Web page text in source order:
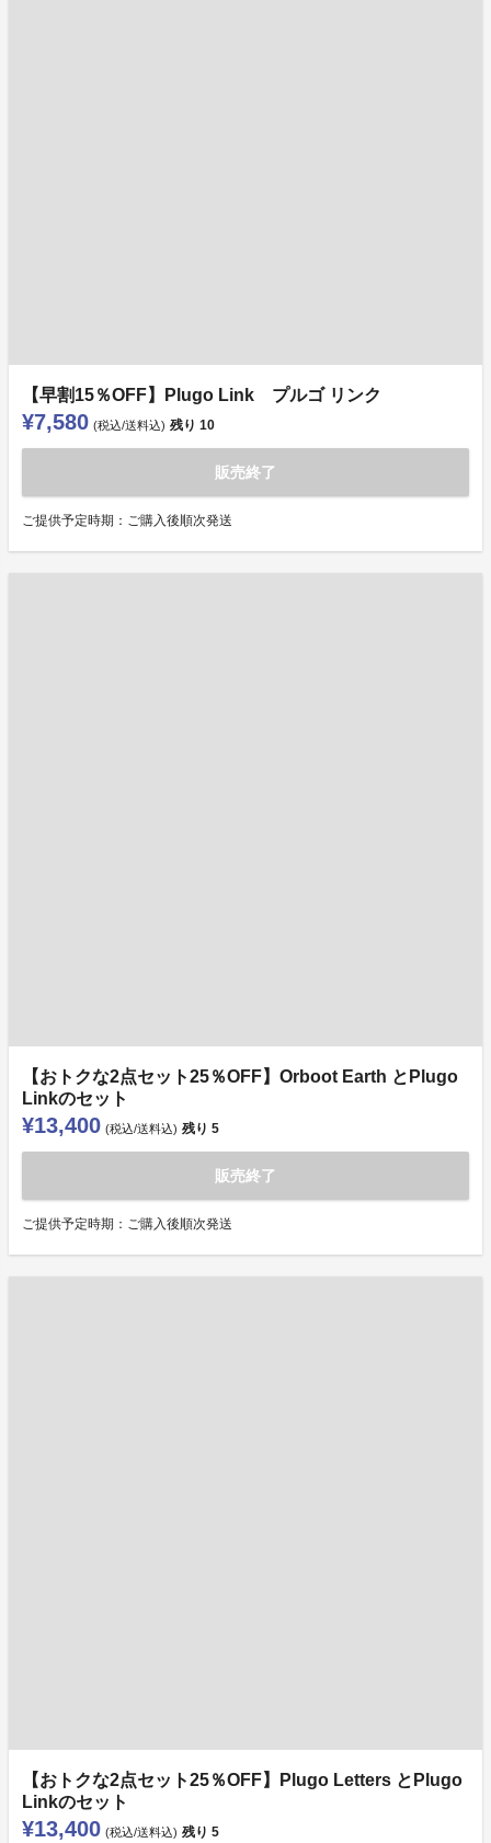
【早割15％OFF】Plugo Link プルゴ リンク
¥7,580 (税込/送料込) 残り 10
販売終了
ご提供予定時期：ご購入後順次発送
【おトクな2点セット25％OFF】Orboot Earth とPlugo
Linkのセット
¥13,400 (税込/送料込) 残り 5
販売終了
ご提供予定時期：ご購入後順次発送
【おトクな2点セット25％OFF】Plugo Letters とPlugo
Linkのセット
¥13,400 (税込/送料込) 残り 5